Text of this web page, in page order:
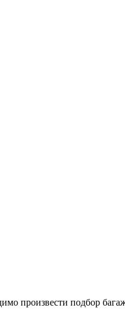
произвести подбор